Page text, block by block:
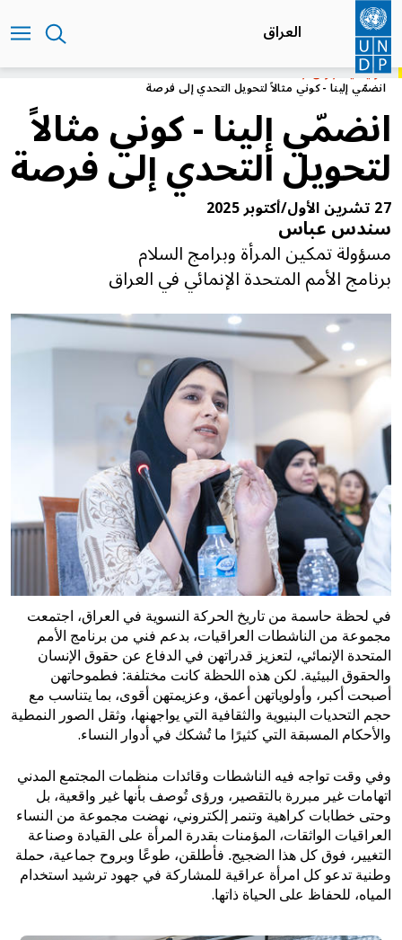
تجاوز
إلى
المحتوى
الرئيسي
العراق
الرئيسيةالعراق
انضمّي إلينا - كوني مثالاً لتحويل التحدي إلى فرصة
انضمّي إلينا - كوني مثالاً
لتحويل التحدي إلى فرصة
27 تشرين الأول/أكتوبر 2025
سندس عباس
مسؤولة تمكين المرأة وبرامج السلام
برنامج الأمم المتحدة الإنمائي في العراق
في لحظة حاسمة من تاريخ الحركة النسوية في العراق، اجتمعت
مجموعة من الناشطات العراقيات، بدعم فني من برنامج الأمم
المتحدة الإنمائي، لتعزيز قدراتهن في الدفاع عن حقوق الإنسان
والحقوق البيئية. لكن هذه اللحظة كانت مختلفة: فطموحاتهن
أصبحت أكبر، وأولوياتهن أعمق، وعزيمتهن أقوى، بما يتناسب مع
حجم التحديات البنيوية والثقافية التي يواجهنها، وثقل الصور النمطية
والأحكام المسبقة التي كثيرًا ما تُشكك في أدوار النساء.
وفي وقت تواجه فيه الناشطات وقائدات منظمات المجتمع المدني
اتهامات غير مبررة بالتقصير، ورؤى تُوصف بأنها غير واقعية، بل
وحتى خطابات كراهية وتنمر إلكتروني، نهضت مجموعة من النساء
العراقيات الواثقات، المؤمنات بقدرة المرأة على القيادة وصناعة
التغيير، فوق كل هذا الضجيج. فأطلقن، طوعًا وبروح جماعية، حملة
وطنية تدعو كل امرأة عراقية للمشاركة في جهود ترشيد استخدام
المياه، للحفاظ على الحياة ذاتها.